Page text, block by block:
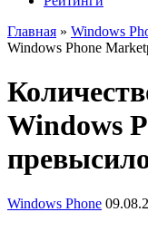
Главная » Windows
Windows Phone
Windows
Windows Phone